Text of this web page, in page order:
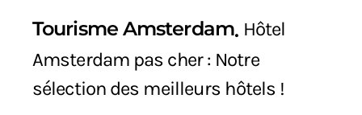
Tourisme Amsterdam Hôtel
Amsterdam pas cher : Notre
sélection des meilleurs hôtels !